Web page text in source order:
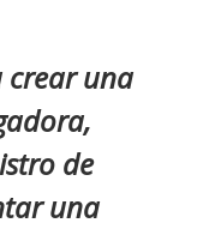
una
de
una